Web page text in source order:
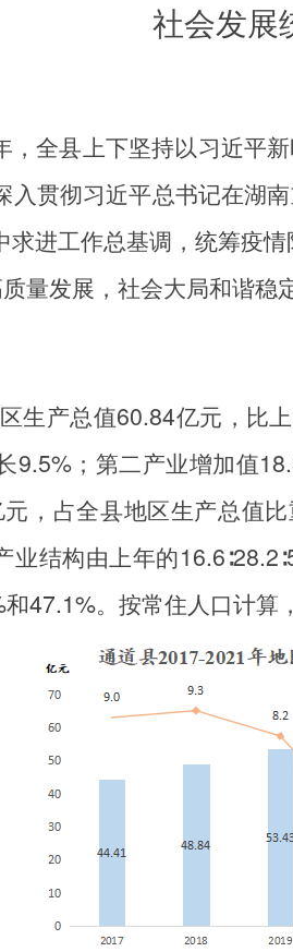
社会发展
，全县上下坚持以习近平
入贯彻习近平总书记在湖
进工作总基调， 统筹疫情
量发展， 社会大局和谐稳
生产总值60.84亿元，比
9.5% ；第二产业增加值
，占全县地区生产总值
业结构由上年的
47.1%。 按常住人口计算